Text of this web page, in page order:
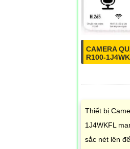
CAMERA
R100-
Thiết bị
1J4WKFL
sắc nét lên